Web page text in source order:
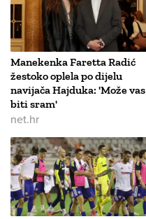
Manekenka Faretta Radić
žestoko oplela po dijelu
navijača Hajduka: 'Može vas
biti sram'
net.hr